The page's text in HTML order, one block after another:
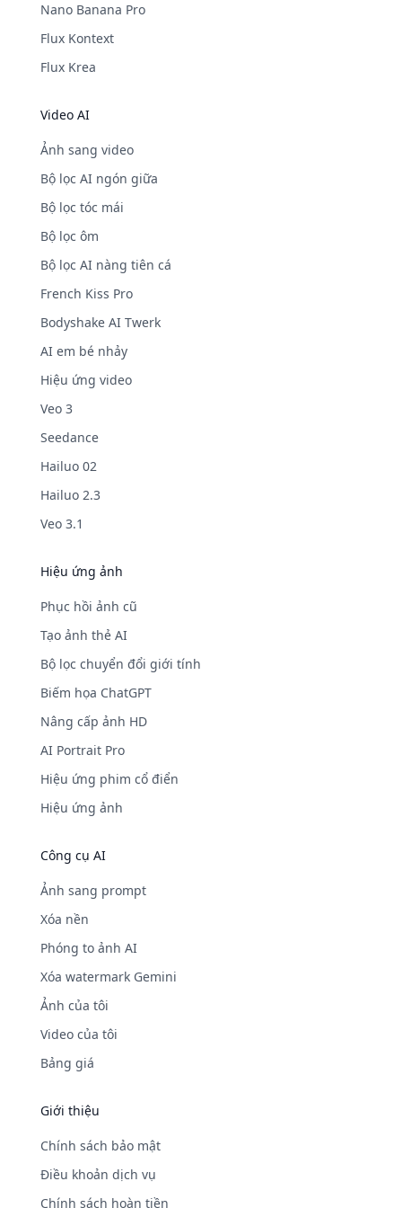
Nano Banana Pro
Flux Kontext
Flux Krea
Video AI
Ảnh sang video
Bộ lọc AI ngón giữa
Bộ lọc tóc mái
Bộ lọc ôm
Bộ lọc AI nàng tiên cá
French Kiss Pro
Bodyshake AI Twerk
AI em bé nhảy
Hiệu ứng video
Veo 3
Seedance
Hailuo 02
Hailuo 2.3
Veo 3.1
Hiệu ứng ảnh
Phục hồi ảnh cũ
Tạo ảnh thẻ AI
Bộ lọc chuyển đổi giới tính
Biếm họa ChatGPT
Nâng cấp ảnh HD
AI Portrait Pro
Hiệu ứng phim cổ điển
Hiệu ứng ảnh
Công cụ AI
Ảnh sang prompt
Xóa nền
Phóng to ảnh AI
Xóa watermark Gemini
Ảnh của tôi
Video của tôi
Bảng giá
Giới thiệu
Chính sách bảo mật
Điều khoản dịch vụ
Chính sách hoàn tiền